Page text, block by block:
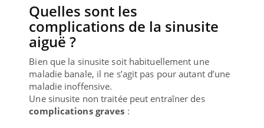
Quelles sont les
complications de la sinusite
aiguë ?
Bien que la sinusite soit habituellement une
maladie banale, il ne s’agit pas pour autant d’une
maladie inoffensive.
Une sinusite non traitée peut entraîner des
complications graves :